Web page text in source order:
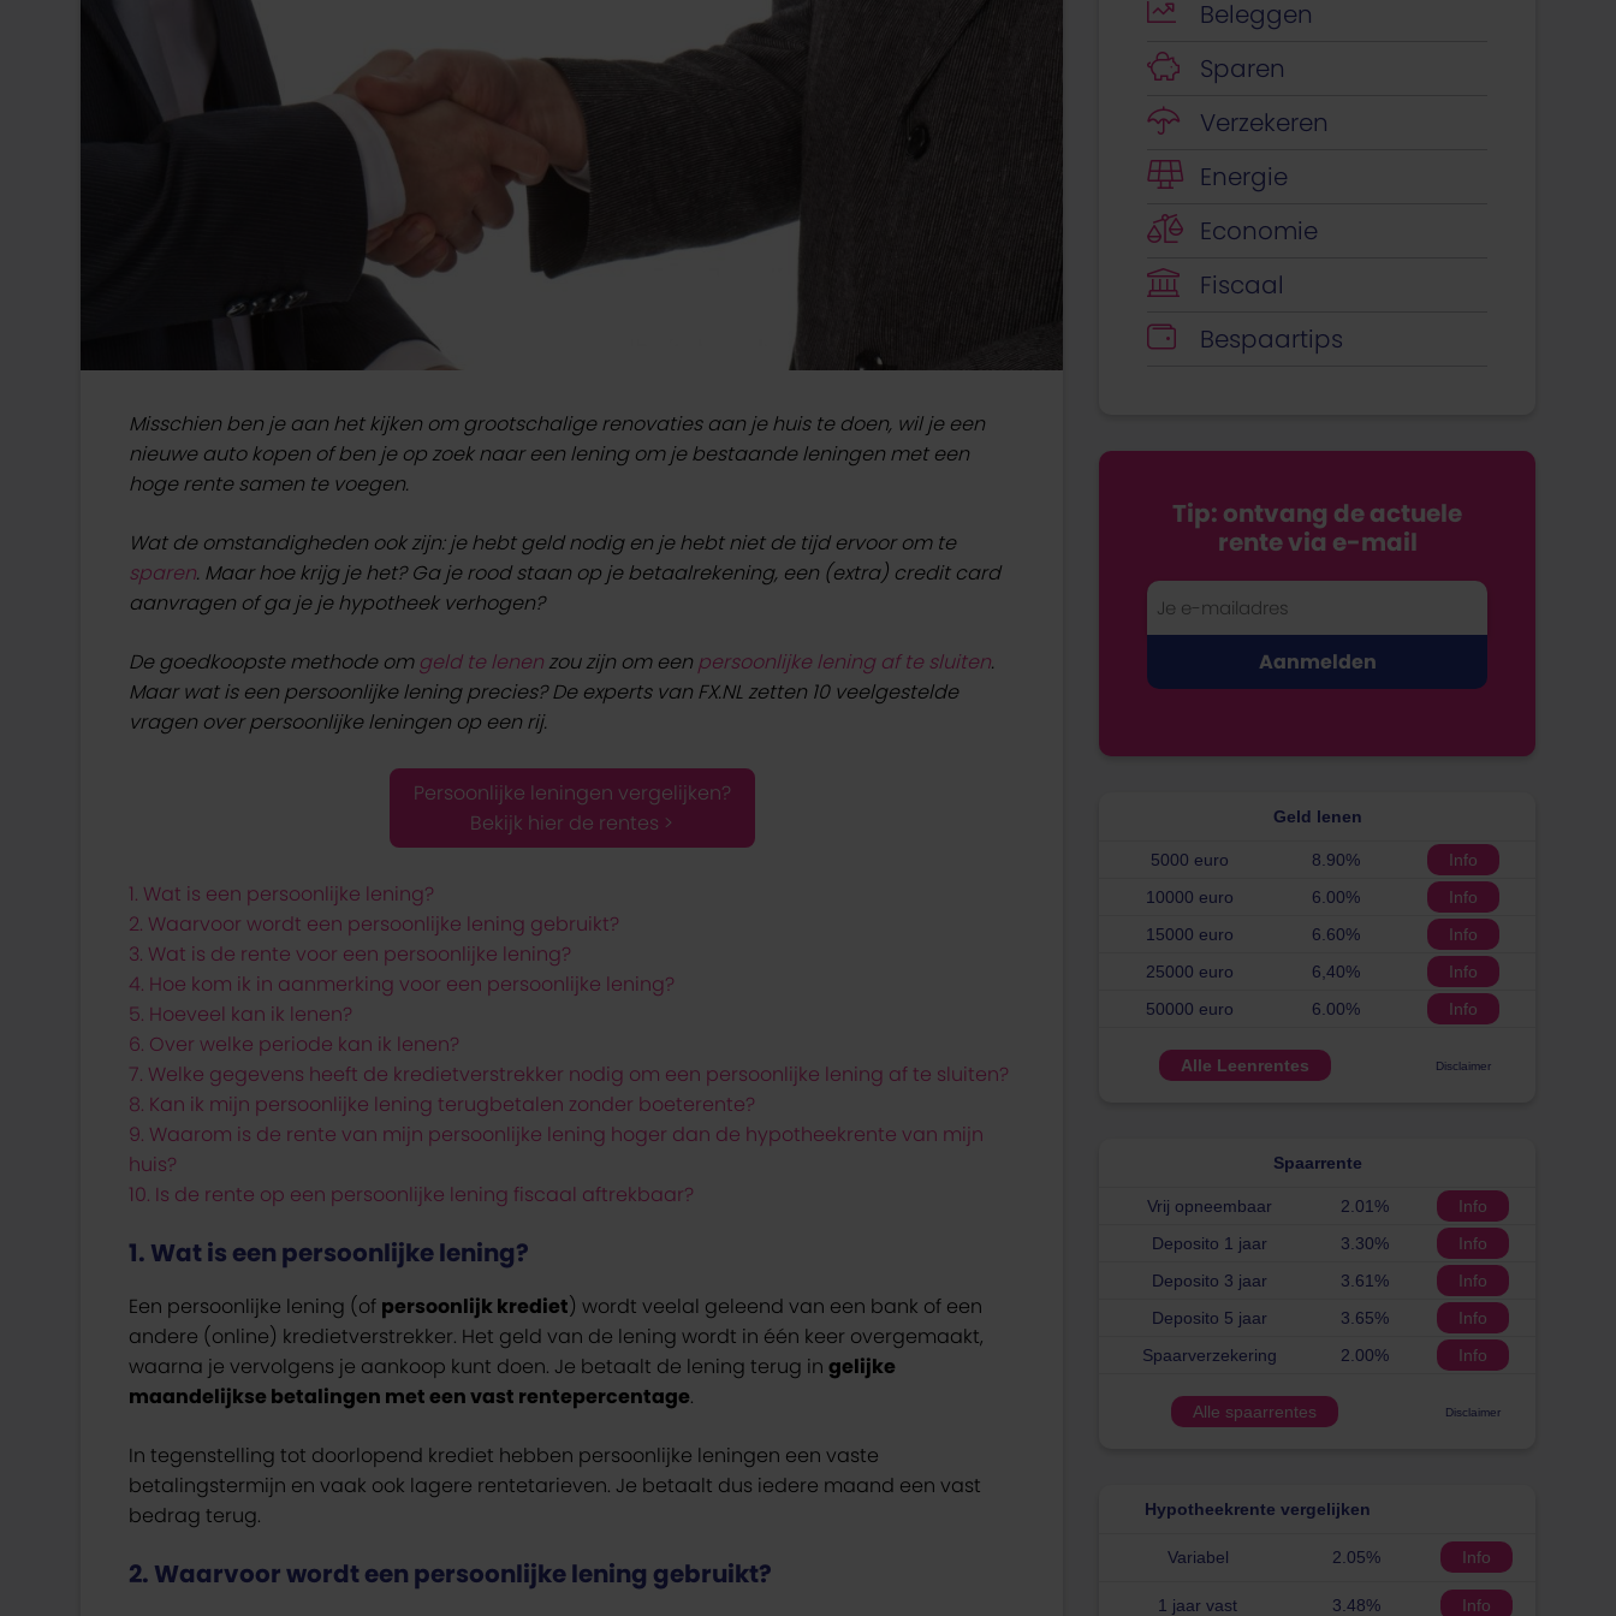
Misschien ben je aan het kijken om grootschalige renovaties aan je huis te doen, wil je een
nieuwe auto kopen of ben je op zoek naar een lening om je bestaande leningen met een
hoge rente samen te voegen.
Wat de omstandigheden ook zijn: je hebt geld nodig en je hebt niet de tijd ervoor om te
sparen. Maar hoe krijg je het? Ga je rood staan op je betaalrekening, een (extra) credit card
aanvragen of ga je je hypotheek verhogen?
De goedkoopste methode om geld te lenen zou zijn om een persoonlijke lening af te sluiten.
Maar wat is een persoonlijke lening precies? De experts van FX.NL zetten 10 veelgestelde
vragen over persoonlijke leningen op een rij.
Persoonlijke leningen vergelijken?
Bekijk hier de rentes >
1. Wat is een persoonlijke lening?
2. Waarvoor wordt een persoonlijke lening gebruikt?
3. Wat is de rente voor een persoonlijke lening?
4. Hoe kom ik in aanmerking voor een persoonlijke lening?
5. Hoeveel kan ik lenen?
6. Over welke periode kan ik lenen?
7. Welke gegevens heeft de kredietverstrekker nodig om een persoonlijke lening af te sluiten?
8. Kan ik mijn persoonlijke lening terugbetalen zonder boeterente?
9. Waarom is de rente van mijn persoonlijke lening hoger dan de hypotheekrente van mijn
huis?
10. Is de rente op een persoonlijke lening fiscaal aftrekbaar?
1. Wat is een persoonlijke lening?
Een persoonlijke lening (of persoonlijk krediet) wordt veelal geleend van een bank of een
andere (online) kredietverstrekker. Het geld van de lening wordt in één keer overgemaakt,
waarna je vervolgens je aankoop kunt doen. Je betaalt de lening terug in gelijke
maandelijkse betalingen met een vast rentepercentage.
In tegenstelling tot doorlopend krediet hebben persoonlijke leningen een vaste
betalingstermijn en vaak ook lagere rentetarieven. Je betaalt dus iedere maand een vast
bedrag terug.
2. Waarvoor wordt een persoonlijke lening gebruikt?
Beleggen
Sparen
Verzekeren
Energie
Economie
Fiscaal
Bespaartips
Tip: ontvang de actuele
rente via e-mail
Geld lenen
5000 euro 8.90%
Info
10000 euro
6.00%
Info
15000 euro
6.60%
Info
25000 euro
6,40%
Info
50000 euro
6.00% Info
Alle Leenrentes Disclaimer
Spaarrente
Vrij opneembaar 2.01%
Info
Deposito 1 jaar
3.30%
Info
Deposito 3 jaar
3.61%
Info
Deposito 5 jaar
3.65%
Info
Spaarverzekering
2.00% Info
Alle spaarrentes Disclaimer
Hypotheekrente vergelijken
Variabel 2.05% Info
1 jaar vast 3.48% Info